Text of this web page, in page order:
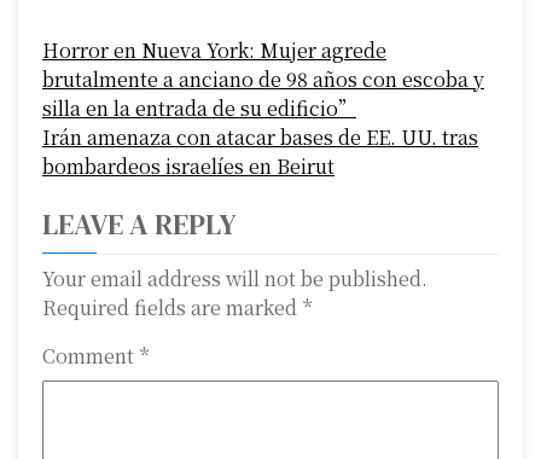
o
s
t
n
a
v
i
g
Horror en Nueva York: Mujer agrede
brutalmente a anciano de 98 años con escoba y
silla en la entrada de su edificio”
Irán amenaza con atacar bases de EE. UU. tras
bombardeos israelíes en Beirut
LEAVE A REPLY
Your email address will not be published.
Required fields are marked *
Comment *